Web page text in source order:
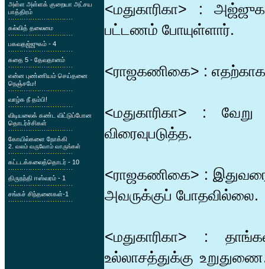
அள்ள அள்ளக் குறையா அட்சய
பாத்திரம்
கல்வித் தலைமை
பகவதஜ்ஜுகம் - 4
கதை 5 - தேவதானம்
என்ன புண்ணியம் செய்தனை
நெஞ்சமே!
வாழ்க நீ தம்பி!
விடியலைக் கண்ட விட்டுப்போன
தொடர்ச்சிகள்
கோயில்களை நோக்கி
2. வலம் வருவோம் வாருங்கள்
கட்டடக்கலைத்தொடர் - 10
திருநந்தி ஈஸ்வரம் - 1
சங்கச் சிந்தனைகள்-1
<மதுகாரிகா> :
பட்டணம் போயுள்ளார்.
<ராஜகணிகை> : எதற்காக
<மதுகாரிகா> :
விரைவுபடுத்த.
<ராஜகணிகை> :
அவருக்குப் போதவில்லை.
<மதுகாரிகா> :
உல்லாசத்துக்கு